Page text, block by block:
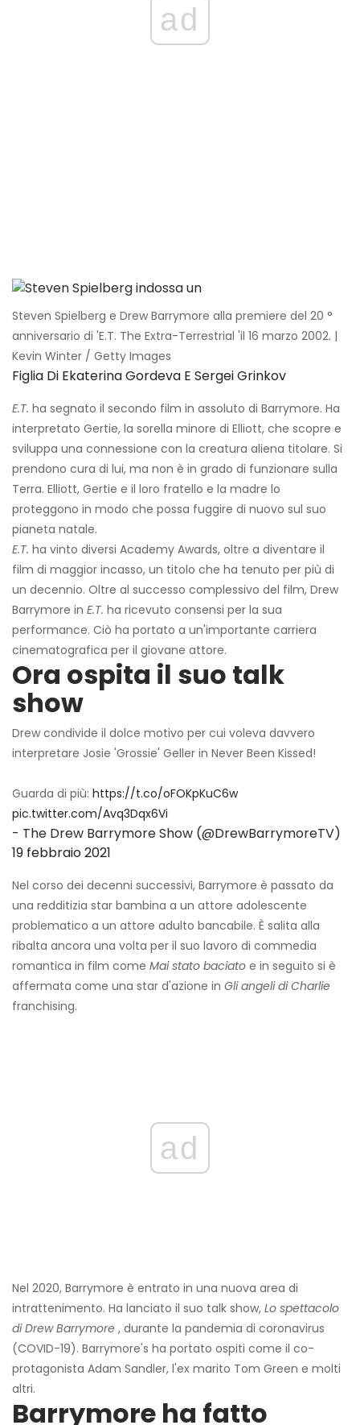
ad
Steven Spielberg e Drew Barrymore alla premiere del 20 °
anniversario di 'E.T. The Extra-Terrestrial 'il 16 marzo 2002. |
Kevin Winter / Getty Images
Figlia Di Ekaterina Gordeva E Sergei Grinkov
E.T. ha segnato il secondo film in assoluto di Barrymore. Ha
interpretato Gertie, la sorella minore di Elliott, che scopre e
sviluppa una connessione con la creatura aliena titolare. Si
prendono cura di lui, ma non è in grado di funzionare sulla
Terra. Elliott, Gertie e il loro fratello e la madre lo
proteggono in modo che possa fuggire di nuovo sul suo
pianeta natale.
E.T. ha vinto diversi Academy Awards, oltre a diventare il
film di maggior incasso, un titolo che ha tenuto per più di
un decennio. Oltre al successo complessivo del film, Drew
Barrymore in E.T. ha ricevuto consensi per la sua
performance. Ciò ha portato a un'importante carriera
cinematografica per il giovane attore.
Ora ospita il suo talk
show
Drew condivide il dolce motivo per cui voleva davvero
interpretare Josie 'Grossie' Geller in Never Been Kissed!
Guarda di più: https://t.co/oFOKpKuC6w
pic.twitter.com/Avq3Dqx6Vi
- The Drew Barrymore Show (@DrewBarrymoreTV)
19 febbraio 2021
Nel corso dei decenni successivi, Barrymore è passato da
una redditizia star bambina a un attore adolescente
problematico a un attore adulto bancabile. È salita alla
ribalta ancora una volta per il suo lavoro di commedia
romantica in film come Mai stato baciato e in seguito si è
affermata come una star d'azione in Gli angeli di Charlie
franchising.
ad
Nel 2020, Barrymore è entrato in una nuova area di
intrattenimento. Ha lanciato il suo talk show, Lo spettacolo
di Drew Barrymore , durante la pandemia di coronavirus
(COVID-19). Barrymore's ha portato ospiti come il co-
protagonista Adam Sandler, l'ex marito Tom Green e molti
altri.
Barrymore ha fatto